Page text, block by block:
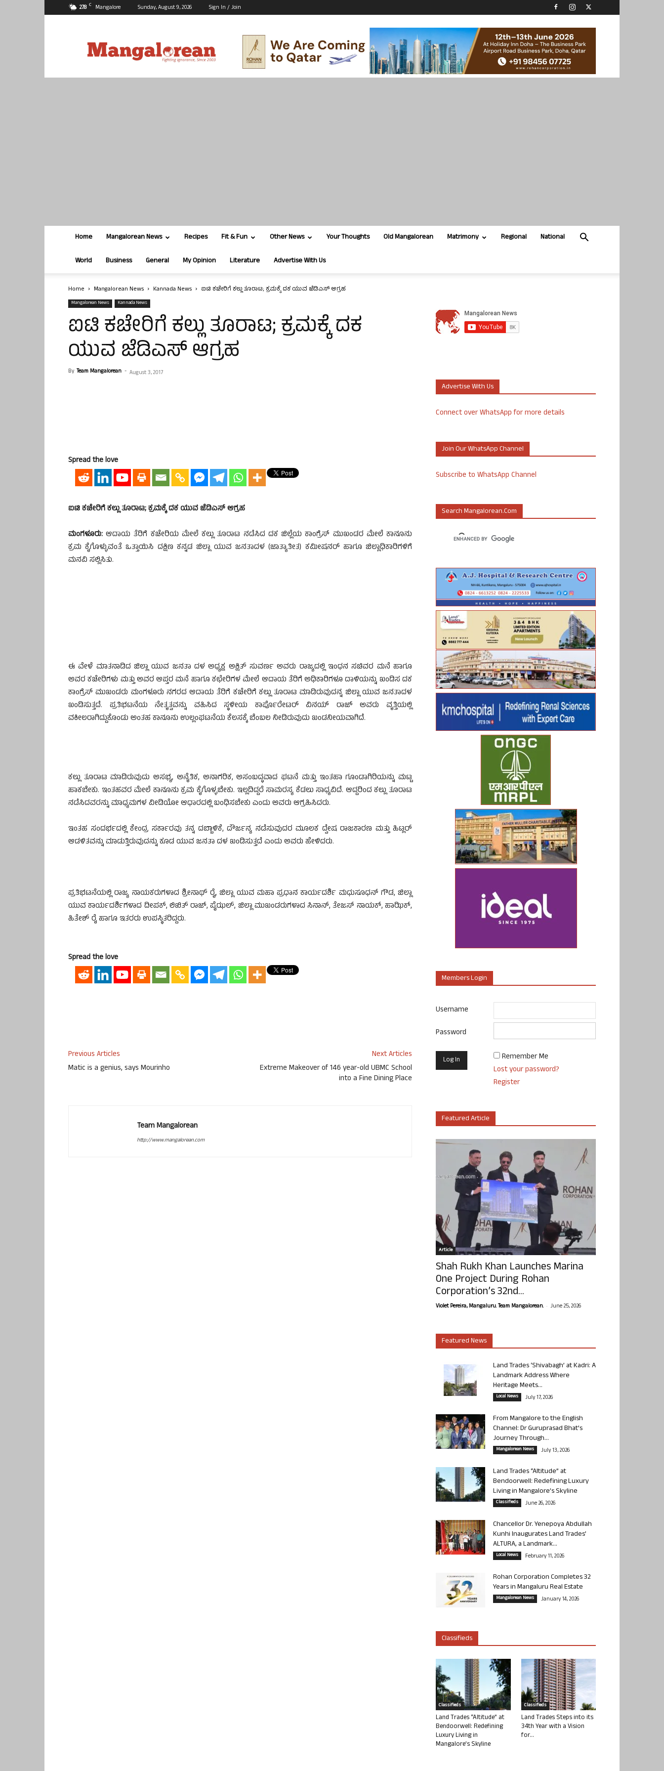
27.8 C Mangalore Sunday, August 9, 2026 Sign In / Join
Home Mangalorean News Recipes Fit & Fun Other News Your Thoughts Old Mangalorean Matrimony Regional National
World Business General My Opinion Literature Advertise With Us
Home Mangalorean News Kannada News ಐಟಿ ಕಚೇರಿಗೆ ಕಲ್ಲು ತೂರಾಟ; ಕ್ರಮಕ್ಕೆ ದಕ ಯುವ ಜೆಡಿಎಸ್ ಆಗ್ರಹ
Mangalorean News Kannada News
ಐಟಿ ಕಚೇರಿಗೆ ಕಲ್ಲು ತೂರಾಟ; ಕ್ರಮಕ್ಕೆ ದಕ
ಯುವ ಜೆಡಿಎಸ್ ಆಗ್ರಹ
By Team Mangalorean - August 3, 2017
Spread the love
ಐಟಿ ಕಚೇರಿಗೆ ಕಲ್ಲು ತೂರಾಟ; ಕ್ರಮಕ್ಕೆ ದಕ ಯುವ ಜೆಡಿಎಸ್ ಆಗ್ರಹ
ಮಂಗಳೂರು: ಆದಾಯ ತೆರಿಗೆ ಕಚೇರಿಯ ಮೇಲೆ ಕಲ್ಲು ತೂರಾಟ ನಡೆಸಿದ ದಕ ಜಿಲ್ಲೆಯ ಕಾಂಗ್ರೆಸ್ ಮುಖಂಡರ ಮೇಲೆ ಕಾನೂನು
ಕ್ರಮ ಕೈಗೊಳ್ಳುವಂತೆ ಒತ್ತಾಯಿಸಿ ದಕ್ಷಿಣ ಕನ್ನಡ ಜಿಲ್ಲಾ ಯುವ ಜನತಾದಳ (ಜಾತ್ಯಾತೀತ) ಕಮೀಷನರ್ ಹಾಗೂ ಜಿಲ್ಲಾಧಿಕಾರಿಗಳಿಗೆ
ಮನವಿ ಸಲ್ಲಿಸಿತು.
ಈ ವೇಳೆ ಮಾತನಾಡಿದ ಜಿಲ್ಲಾ ಯುವ ಜನತಾ ದಳ ಅಧ್ಯಕ್ಷ ಅಕ್ಷಿತ್ ಸುವರ್ಣ ಅವರು ರಾಜ್ಯದಲ್ಲಿ ಇಂಧನ ಸಚಿವರ ಮನೆ ಹಾಗೂ
ಅವರ ಕಚೇರಿಗಳು ಮತ್ತು ಅವರ ಆಪ್ತರ ಮನೆ ಹಾಗೂ ಕಛೇರಿಗಳ ಮೇಲೆ ಆದಾಯ ತೆರಿಗೆ ಅಧಿಕಾರಿಗಳೂ ದಾಳಿಯನ್ನು ಖಂಡಿಸ ದಕ
ಕಾಂಗ್ರೆಸ್ ಮುಖಂಡರು ಮಂಗಳೂರು ನಗರದ ಆದಾಯ ತೆರಿಗೆ ಕಚೇರಿಗೆ ಕಲ್ಲು ತೂರಾಟ ಮಾಡಿರುವುದನ್ನ ಜಿಲ್ಲಾ ಯುವ ಜನತಾದಳ
ಖಂಡಿಸುತ್ತದೆ. ಪ್ರತಿಭಟನೆಯ ನೇತೃತ್ವವನ್ನು ವಹಿಸಿದ ಸ್ಥಳೀಯ ಕಾರ್ಪೊರೇಟರ್ ವಿನಯ್ ರಾಜ್ ಅವರು ವೃತ್ತಿಯಲ್ಲಿ
ವಕೀಲರಾಗಿದ್ದುಕೊಂಡು ಅಂತಹ ಕಾನೂನು ಉಲ್ಲಂಘಟನೆಯ ಕೆಲಸಕ್ಕೆ ಬೆಂಬಲ ನೀಡಿರುವುದು ಖಂಡನೀಯವಾಗಿದೆ.
ಕಲ್ಲು ತೂರಾಟ ಮಾಡಿರುವುದು ಅಸಭ್ಯ, ಅನೈತಿಕ, ಅನಾಗರಿಕ, ಅಸಂಬದ್ಧವಾದ ಘಟನೆ ಮತ್ತು ಇಂತಹಾ ಗೂಂಡಾಗಿರಿಯನ್ನು ಮಟ್ಟ
ಹಾಕಬೇಕು. ಇಂತಹವರ ಮೇಲೆ ಕಾನೂನು ಕ್ರಮ ಕೈಗೊಳ್ಳಬೇಕು. ಇಲ್ಲದಿದ್ದರೆ ಸಾಮರಸ್ಯ ಕೆಡಲು ಸಾಧ್ಯವಿದೆ. ಆದ್ದರಿಂದ ಕಲ್ಲು ತೂರಾಟ
ನಡೆಸಿದವರನ್ನು ಮಾಧ್ಯಮಗಳ ವೀಡಿಯೋ ಆಧಾರದಲ್ಲಿ ಬಂಧಿಸಬೇಕು ಎಂದು ಅವರು ಆಗ್ರಹಿಸಿದರು.
ಇಂತಹ ಸಂದರ್ಭದಲ್ಲಿ ಕೇಂದ್ರ ಸರ್ಕಾರವು ತನ್ನ ದಬ್ಬಾಳಿಕೆ, ದೌರ್ಜನ್ಯ ನಡೆಸುವುದರ ಮೂಲಕ ದ್ವೇಷ ರಾಜಕಾರಣ ಮತ್ತು ಹಿಟ್ಲರ್
ಆಡಳಿತವನ್ನು ಮಾಡುತ್ತಿರುವುದನ್ನು ಕೂಡ ಯುವ ಜನತಾ ದಳ ಖಂಡಿಸುತ್ತದೆ ಎಂದು ಅವರು ಹೇಳಿದರು.
ಪ್ರತಿಭಟನೆಯಲ್ಲಿ ರಾಜ್ಯ ನಾಯಕರುಗಳಾದ ಶ್ರೀನಾಥ್ ರೈ, ಜಿಲ್ಲಾ ಯುವ ಮಹಾ ಪ್ರಧಾನ ಕಾರ್ಯದರ್ಶಿ ಮಧುಸೂಧನ್ ಗೌಡ, ಜಿಲ್ಲಾ
ಯುವ ಕಾರ್ಯದರ್ಶಿಗಳಾದ ದೀಪಕ್, ಲಿಖಿತ್ ರಾಜ್, ಪೈಝಲ್, ಜಿಲ್ಲಾ ಮುಖಂಡರುಗಳಾದ ಸಿನಾನ್, ತೇಜಸ್ ನಾಯಕ್, ಹಾಝಿಕ್,
ಹಿತೇಶ್ ರೈ ಹಾಗೂ ಇತರರು ಉಪಸ್ಥಿತರಿದ್ದರು.
Spread the love
Previous Articles
Matic is a genius, says Mourinho
Next Articles
Extreme Makeover of 146 year-old UBMC School
into a Fine Dining Place
Team Mangalorean
http://www.mangalorean.com
Advertise With Us
Connect over WhatsApp for more details
Join Our WhatsApp Channel
Subscribe to WhatsApp Channel
Search Mangalorean.com
Members Login
Username
Password
Remember Me
Lost your password?
Register
Featured Article
Article
Shah Rukh Khan Launches Marina
One Project During Rohan
Corporation’s 32nd...
Violet Pereira, Mangaluru. Team Mangalorean. - June 25, 2026
Featured News
Land Trades ‘Shivabagh’ at Kadri: A
Landmark Address Where
Heritage Meets...
Local News July 17, 2026
From Mangalore to the English
Channel: Dr Guruprasad Bhat’s
Journey Through...
Mangalorean News July 13, 2026
Land Trades “Altitude” at
Bendoorwell: Redefining Luxury
Living in Mangalore’s Skyline
Classifieds June 26, 2026
Chancellor Dr. Yenepoya Abdullah
Kunhi Inaugurates Land Trades’
ALTURA, a Landmark...
Local News February 11, 2026
Rohan Corporation Completes 32
Years in Mangaluru Real Estate
Mangalorean News January 14, 2026
Classifieds
Classifieds
Land Trades “Altitude” at
Bendoorwell: Redefining
Luxury Living in
Mangalore’s Skyline
Classifieds
Land Trades Steps into its
34th Year with a Vision
for...